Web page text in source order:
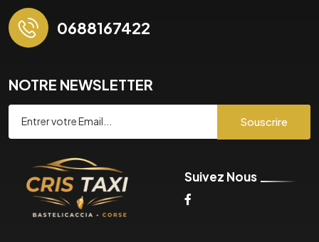
0688167422
NOTRE NEWSLETTER
Souscrire
Suivez Nous